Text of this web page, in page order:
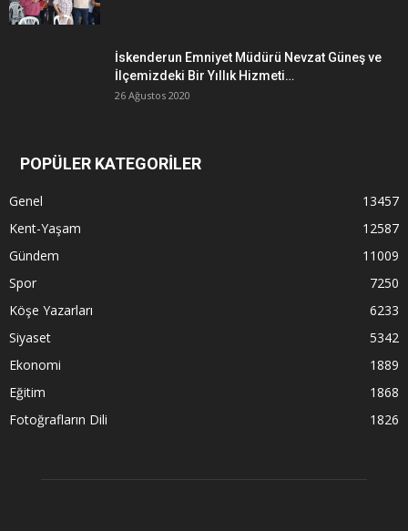
İskenderun Emniyet Müdürü Nevzat Güneş ve
İlçemizdeki Bir Yıllık Hizmeti…
26 Ağustos 2020
POPÜLER KATEGORİLER
Genel
13457
Kent-Yaşam
12587
Gündem
11009
Spor
7250
Köşe Yazarları
6233
Siyaset
5342
Ekonomi
1889
Eğitim
1868
Fotoğrafların Dili
1826